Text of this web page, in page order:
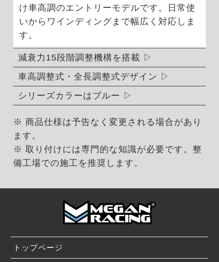
け車高調のエントリーモデルです。日常使
いからワインディングまで幅広く対応しま
す。
減衰力15段階調整機構を搭載
車高調整式・全長調整式デザイン
シリーズカラーはブルー
※ 商品仕様は予告なく変更される場合があり
ます。
※ 取り付けには専門的な知識が必要です。整
備工場での施工を推奨します。
トップページ